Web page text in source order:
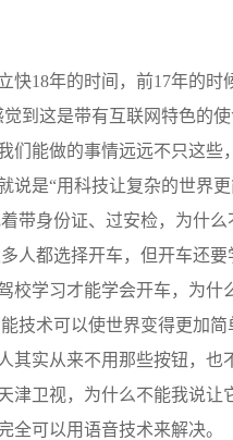
18年的时间，前17年的时
到这是带有互联网特色的
们能做的事情远远不只这些
说是“用科技让复杂的世界
带身份证、过安检，为什
人都选择开车，但开车还
校学习才能学会开车，为什
技术可以使世界变得更加
其实从来不用那些按钮，也
津卫视，为什么不能我说让
全可以用语音技术来解决。